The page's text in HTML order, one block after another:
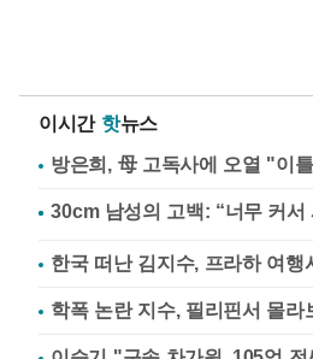
이시간 핫뉴스
방은희, 母 고독사에 오열 "이
한국 떠난 김지수, 프라하 여
학폭 논란 지수, 필리핀서 몰라